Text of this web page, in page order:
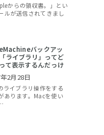
からの領収書。」とい
ルが送信されてきまし
バックアッ
ライブラリ」ってど
て表示するんだっけ
2月28日
ライブラリ操作をする
あります。Macを使い